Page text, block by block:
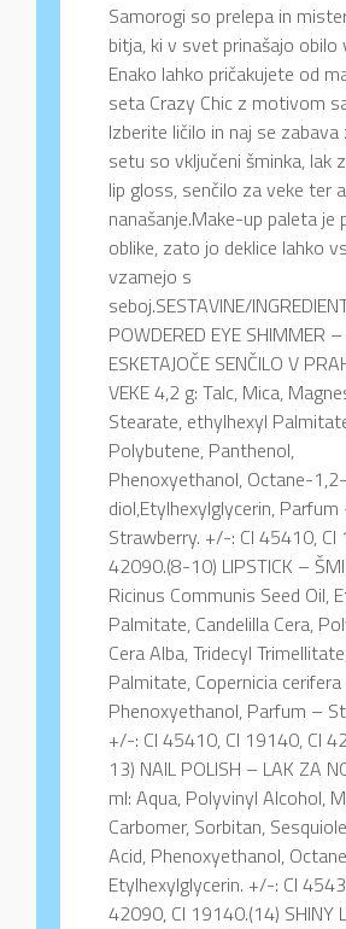
Samorogi so prelepa in
bitja, ki v svet prinašajo obilo
Enako lahko pričakujete od
seta Crazy Chic z motivom
Izberite ličilo in naj se zabava
setu so vključeni šminka, lak
lip gloss, senčilo za veke ter
nanašanje.Make-up paleta je
oblike, zato jo deklice lahko
vzamejo s
seboj.SESTAVINE/
POWDERED EYE SHIMMER –
ESKETAJOČE SENČILO V
VEKE 4,2 g: Talc, Mica,
Stearate, ethylhexyl
Polybutene, Panthenol,
Phenoxyethanol, Octane-1,2-
diol,Etylhexylglycerin, Parfum
Strawberry. +/-: CI 45410, CI
42090.(8-10) LIPSTICK –
Ricinus Communis Seed Oil,
Palmitate, Candelilla Cera,
Cera Alba, Tridecyl
Palmitate, Copernicia cerifera
Phenoxyethanol, Parfum –
+/-: CI 45410, CI 19140, CI
13) NAIL POLISH – LAK ZA
ml: Aqua, Polyvinyl Alcohol,
Carbomer, Sorbitan,
Acid, Phenoxyethanol,
Etylhexylglycerin. +/-: CI
42090, CI 19140.(14) SHINY